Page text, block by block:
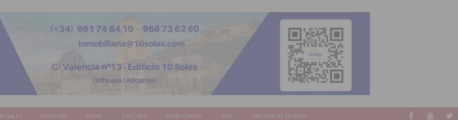
ROJALES REDOVÁN RAFAL DOLORES MONTESINOS COX CALLOSA DE SEGURA